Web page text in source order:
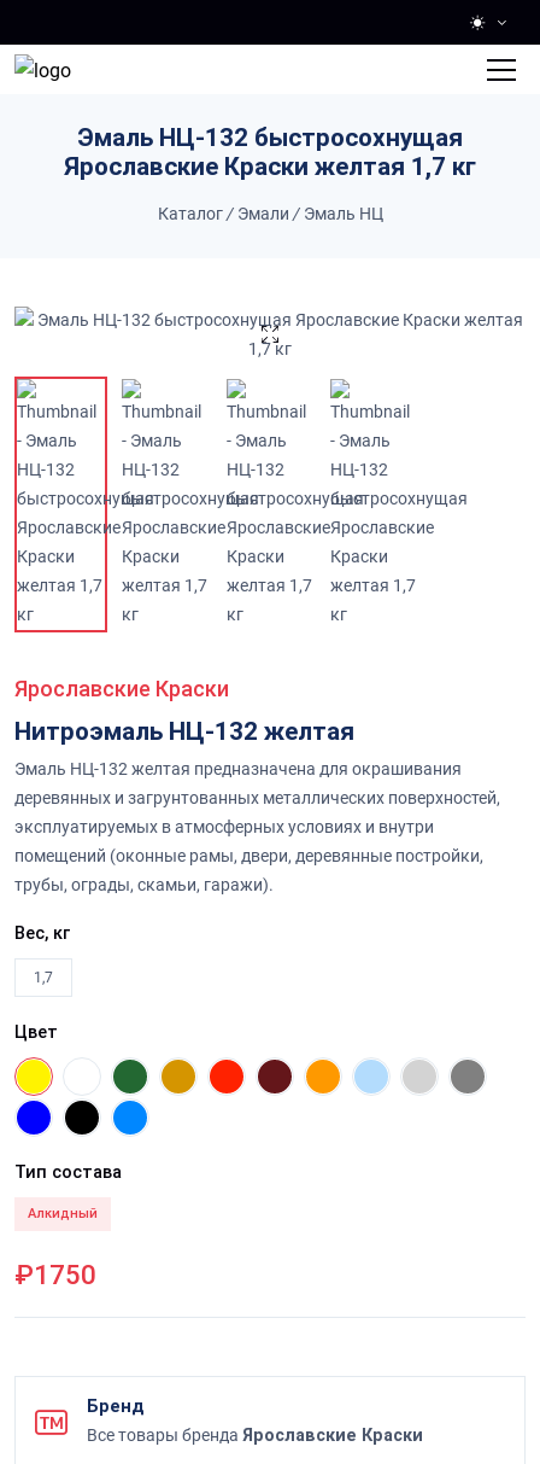
Эмаль НЦ-132 быстросохнущая
Ярославские Краски желтая 1,7 кг
Каталог / Эмали / Эмаль НЦ
Ярославские Краски
Нитроэмаль НЦ-132 желтая
Эмаль НЦ-132 желтая предназначена для окрашивания
деревянных и загрунтованных металлических поверхностей,
эксплуатируемых в атмосферных условиях и внутри
помещений (оконные рамы, двери, деревянные постройки,
трубы, ограды, скамьи, гаражи).
Вес, кг
1,7
Цвет
Тип состава
Алкидный
₽1750
Бренд
Все товары бренда Ярославские Краски